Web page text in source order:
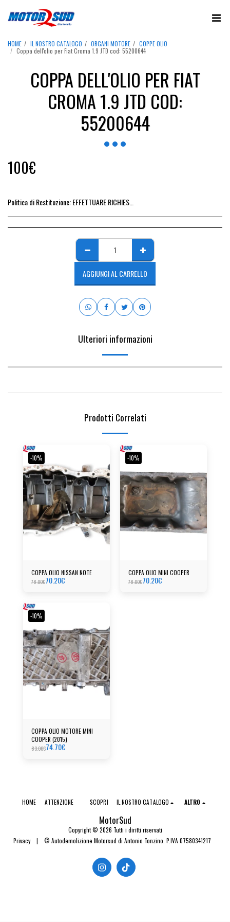
HOME IL NOSTRO CATALOGO ORGANI MOTORE
COPPE OLIO
Coppa dell'olio per Fiat Croma 1.9 JTD cod: 55200644
COPPA DELL'OLIO PER FIAT
CROMA 1.9 JTD COD:
55200644
100€
Politica di Restituzione:EFFETTUARE RICHIESTA DI RESO ENTRO 14 GIORNI DALL&#039;ACQUISTO DEL RICAMBIO, IL RIMBORSO VIENE EMESSO ALLA CONSEGNA DEL RICAMBIO IN SEDE.
AGGIUNGI AL CARRELLO
Ulteriori informazioni
Prodotti Correlati
-10%
COPPA OLIO NISSAN NOTE
78.00€70.20€
-10%
COPPA OLIO MINI COOPER
78.00€70.20€
-10%
COPPA OLIO MOTORE MINI
COOPER (2015)
83.00€74.70€
MotorSud
Copyright © 2026 Tutti i diritti riservati
Privacy| © Autodemolizione Motorsud di Antonio Tonzino. P.IVA 07580341217
HOME ATTENZIONE SCOPRI IL NOSTRO CATALOGO ALTRO